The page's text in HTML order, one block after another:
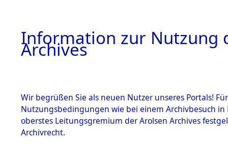
Information zur Nutzung
Archives
Wir begrüßen Sie als neuen Nutzer unseres Portals!
Nutzungsbedingungen wie bei einem Archivbesuch
oberstes Leitungsgremium der Arolsen Archives
Archivrecht.